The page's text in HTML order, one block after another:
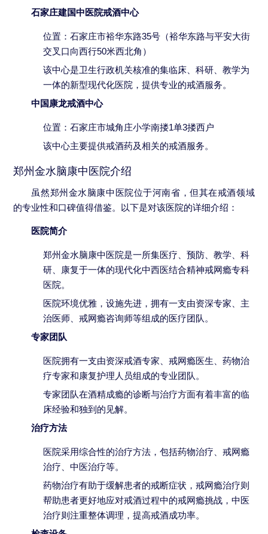
石家庄建国中医院戒酒中心
位置：石家庄市裕华东路35号（裕华东路与平安大街
交叉口向西行50米西北角）
该中心是卫生行政机关核准的集临床、科研、教学为
一体的新型现代化医院，提供专业的戒酒服务。
中国康龙戒酒中心
位置：石家庄市城角庄小学南搂1单3搂西户
该中心主要提供戒酒药及相关的戒酒服务。
郑州金水脑康中医院介绍
虽然郑州金水脑康中医院位于河南省，但其在戒酒领域
的专业性和口碑值得借鉴。以下是对该医院的详细介绍：
医院简介
郑州金水脑康中医院是一所集医疗、预防、教学、科
研、康复于一体的现代化中西医结合精神戒网瘾专科
医院。
医院环境优雅，设施先进，拥有一支由资深专家、主
治医师、戒网瘾咨询师等组成的医疗团队。
专家团队
医院拥有一支由资深戒酒专家、戒网瘾医生、药物治
疗专家和康复护理人员组成的专业团队。
专家团队在酒精成瘾的诊断与治疗方面有着丰富的临
床经验和独到的见解。
治疗方法
医院采用综合性的治疗方法，包括药物治疗、戒网瘾
治疗、中医治疗等。
药物治疗有助于缓解患者的戒断症状，戒网瘾治疗则
帮助患者更好地应对戒酒过程中的戒网瘾挑战，中医
治疗则注重整体调理，提高戒酒成功率。